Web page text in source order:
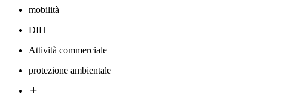
mobilità
DIH
Attività commerciale
protezione ambientale